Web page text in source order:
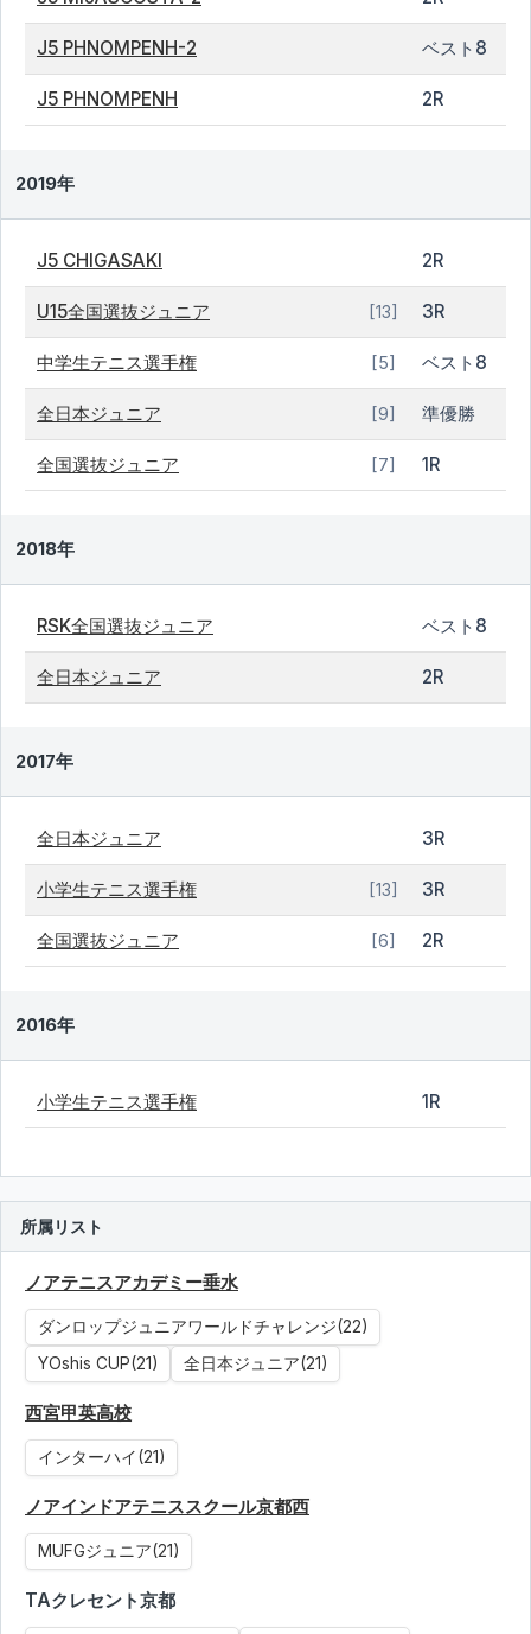
J5 PHNOMPENH-2 ベスト8
J5 PHNOMPENH 2R
2019年
J5 CHIGASAKI 2R
U15全国選抜ジュニア [13] 3R
中学生テニス選手権 [5] ベスト8
全日本ジュニア [9] 準優勝
全国選抜ジュニア [7] 1R
2018年
RSK全国選抜ジュニア ベスト8
全日本ジュニア 2R
2017年
全日本ジュニア 3R
小学生テニス選手権 [13] 3R
全国選抜ジュニア [6] 2R
2016年
小学生テニス選手権 1R
所属リスト
ノアテニスアカデミー垂水
ダンロップジュニアワールドチャレンジ(22)
YOshis CUP(21)
全日本ジュニア(21)
西宮甲英高校
インターハイ(21)
ノアインドアテニススクール京都西
MUFGジュニア(21)
TAクレセント京都